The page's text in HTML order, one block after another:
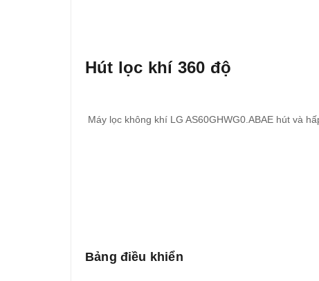
Hút lọc khí 360 độ
Máy lọc không khí LG AS60GHWG0.ABAE hút và
Bảng điều khiển